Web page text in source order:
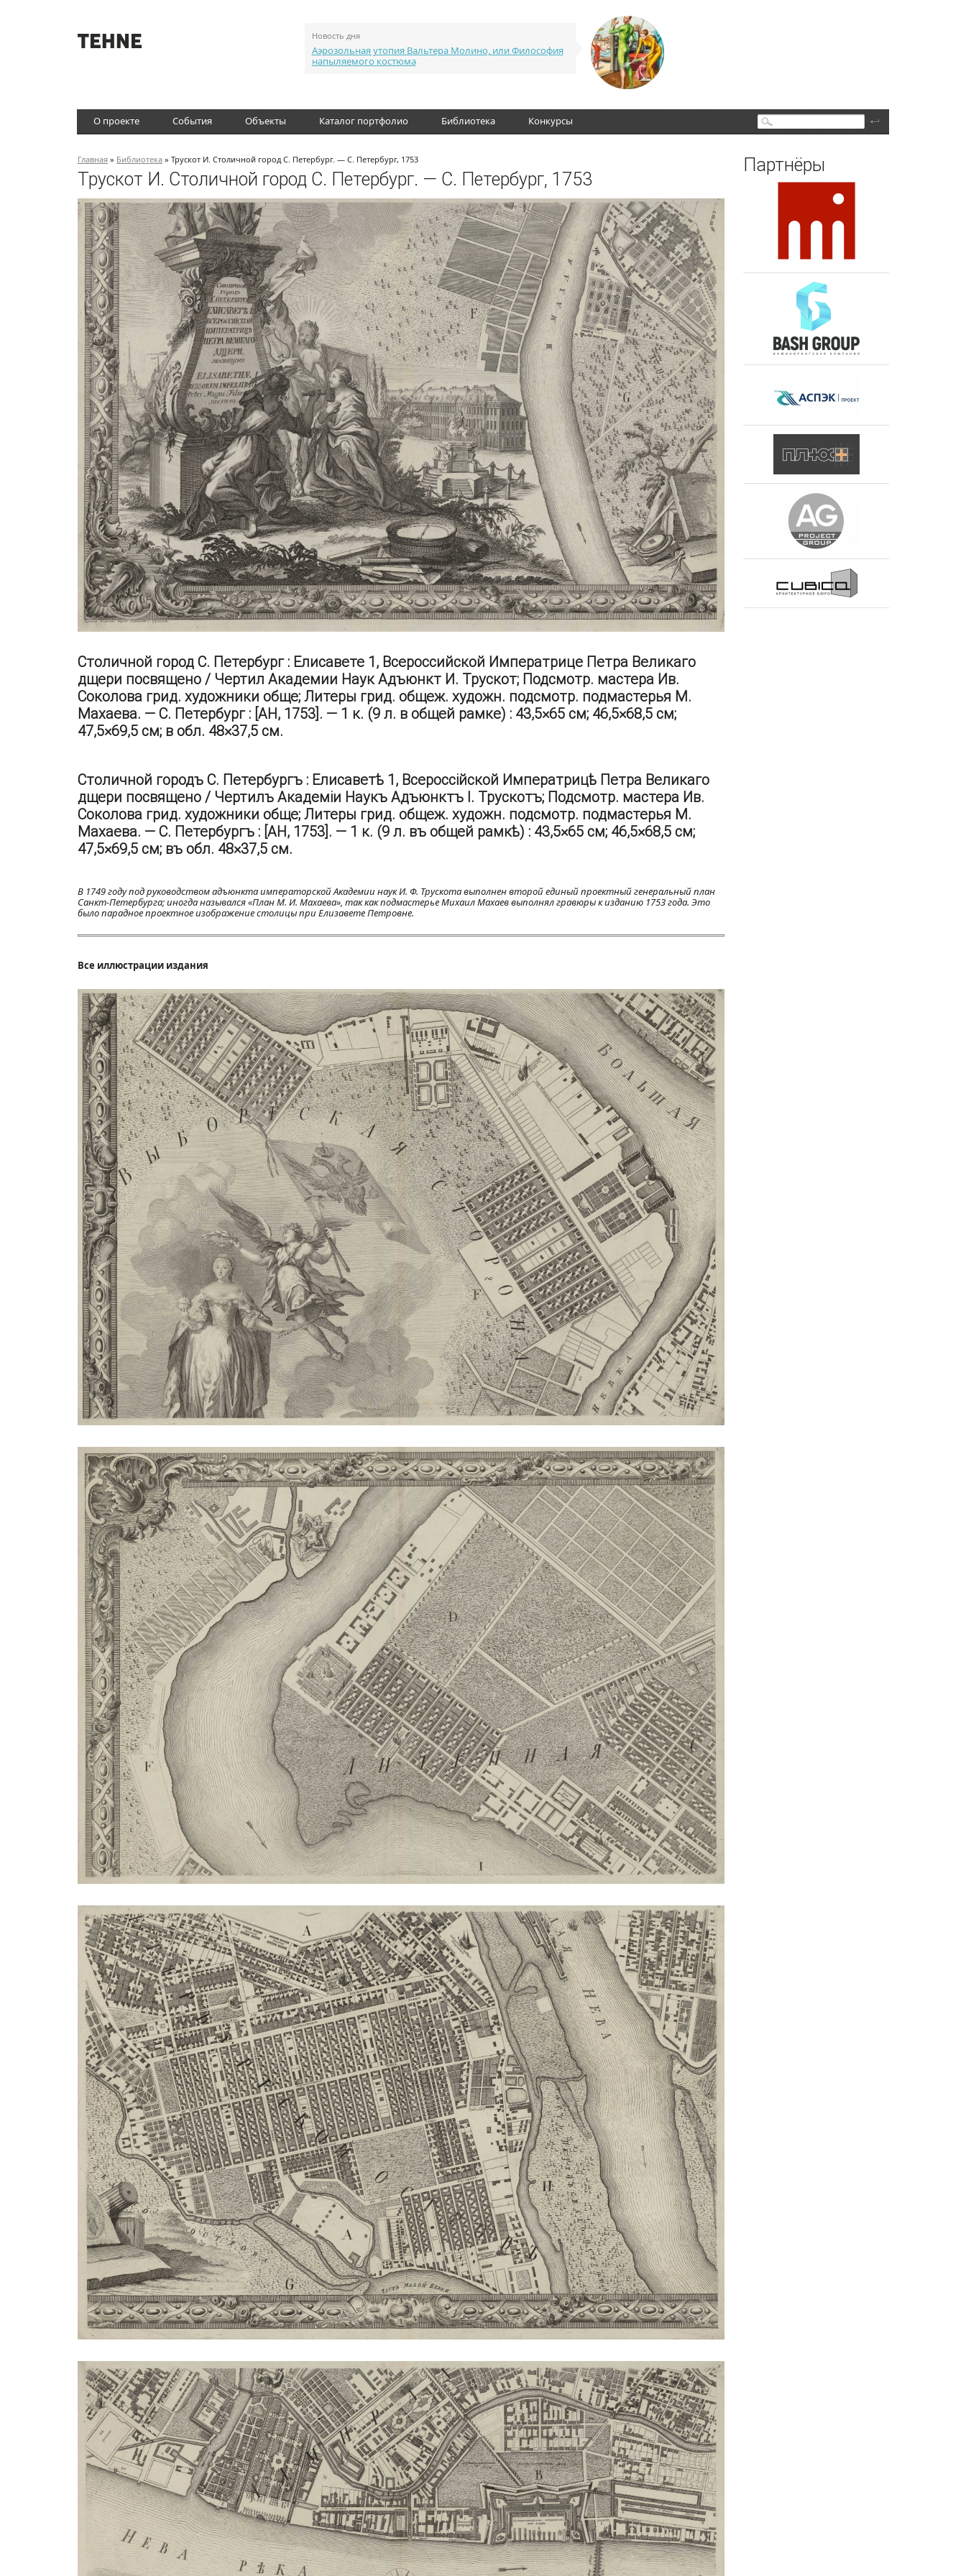
Новость дня
Аэрозольная утопия Вальтера Молино, или Философия
напыляемого костюма
О проекте События Объекты Каталог портфолио Библиотека Конкурсы Поиск
Главная » Библиотека » Трускот И. Столичной город С. Петербург. — С. Петербург, 1753
Трускот И. Столичной город С. Петербург. — С. Петербург, 1753
Столичной город С. Петербург : Елисавете 1, Всероссийской Императрице Петра Великаго
дщери посвящено / Чертил Академии Наук Адъюнкт И. Трускот; Подсмотр. мастера Ив.
Соколова грид. художники обще; Литеры грид. общеж. художн. подсмотр. подмастерья М.
Махаева. — С. Петербург : [АН, 1753]. — 1 к. (9 л. в общей рамке) : 43,5×65 см; 46,5×68,5 см;
47,5×69,5 см; в обл. 48×37,5 см.
Столичной городъ С. Петербургъ : Елисаветѣ 1, Всероссійской Императрицѣ Петра Великаго
дщери посвящено / Чертилъ Академіи Наукъ Адъюнктъ І. Трускотъ; Подсмотр. мастера Ив.
Соколова грид. художники обще; Литеры грид. общеж. художн. подсмотр. подмастерья М.
Махаева. — С. Петербургъ : [АН, 1753]. — 1 к. (9 л. въ общей рамкѣ) : 43,5×65 см; 46,5×68,5 см;
47,5×69,5 см; въ обл. 48×37,5 см.
В 1749 году под руководством адъюнкта императорской Академии наук И. Ф. Трускота выполнен второй единый проектный генеральный план
Санкт-Петербурга; иногда назывался «План М. И. Махаева», так как подмастерье Михаил Махаев выполнял гравюры к изданию 1753 года. Это
было парадное проектное изображение столицы при Елизавете Петровне.
Все иллюстрации издания
Партнёры